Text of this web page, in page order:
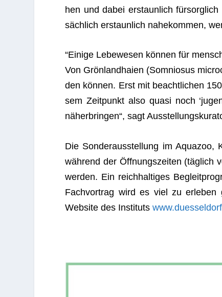
hen und dabei erstaun­lich
säch­lich erstaun­lich nahe­kom­men,
“Einige Lebe­we­sen kön­nen für
Von Grön­land­haien (Som­ni­o­sus
den kön­nen. Erst mit beacht­li­chen
sem Zeit­punkt also quasi noch
näher­brin­gen“, sagt
Die Son­der­aus­stel­lung im Aqua­zoo,
wäh­rend der Öff­nungs­zei­ten (täg­lich
wer­den. Ein reich­hal­ti­ges
Fach­vor­trag wird es viel zu erle­ben
Web­site des Insti­tuts